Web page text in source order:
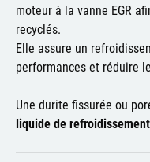
moteur à la vanne EGR
recyclés.
Elle assure un
performances et réduire
Une durite fissurée ou
liquide de refroidissement